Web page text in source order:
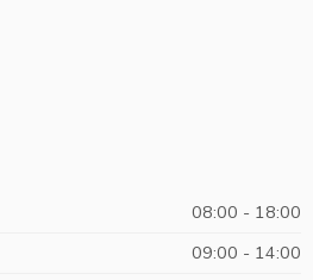
08:00 - 18:00
09:00 - 14:00